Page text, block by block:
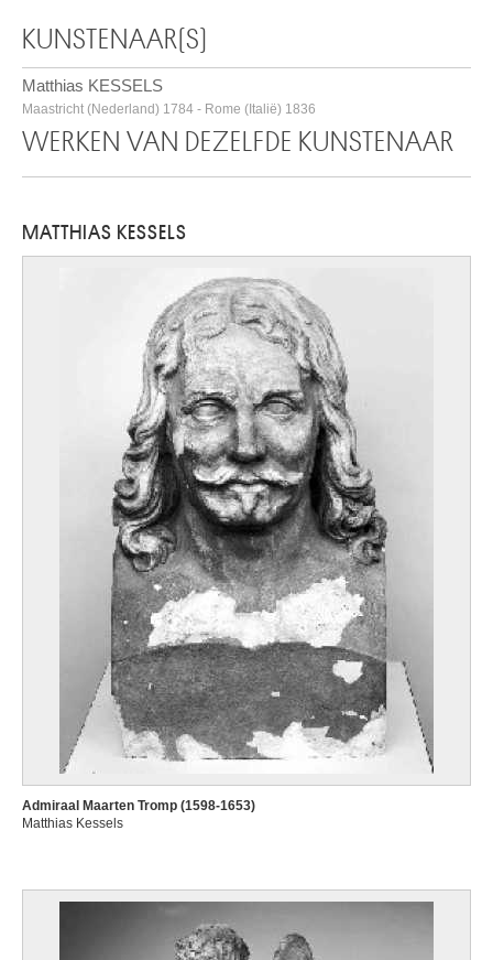
KUNSTENAAR(S)
Matthias KESSELS
Maastricht (Nederland) 1784 - Rome (Italië) 1836
WERKEN VAN DEZELFDE KUNSTENAAR
MATTHIAS KESSELS
Admiraal Maarten Tromp (1598-1653)
Matthias Kessels